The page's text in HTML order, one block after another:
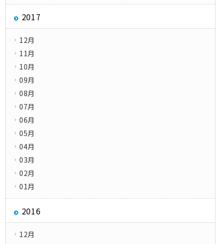
2017
12月
11月
10月
09月
08月
07月
06月
05月
04月
03月
02月
01月
2016
12月